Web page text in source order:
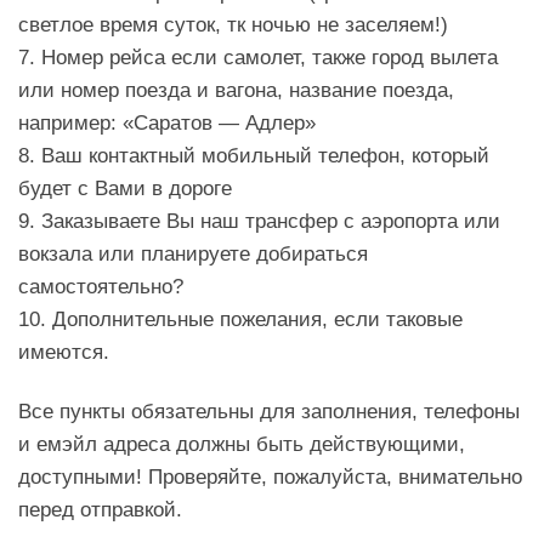
светлое время суток, тк ночью не заселяем!)
7. Номер рейса если самолет, также город вылета
или номер поезда и вагона, название поезда,
например: «Саратов — Адлер»
8. Ваш контактный мобильный телефон, который
будет с Вами в дороге
9. Заказываете Вы наш трансфер с аэропорта или
вокзала или планируете добираться
самостоятельно?
10. Дополнительные пожелания, если таковые
имеются.
Все пункты обязательны для заполнения, телефоны
и емэйл адреса должны быть действующими,
доступными! Проверяйте, пожалуйста, внимательно
перед отправкой.